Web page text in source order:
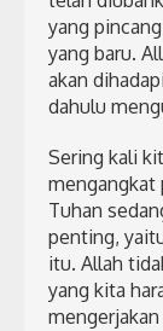
yang
yang baru.
akan
dahulu
Sering kali
mengangkat
Tuhan
penting,
itu. Allah
yang kita